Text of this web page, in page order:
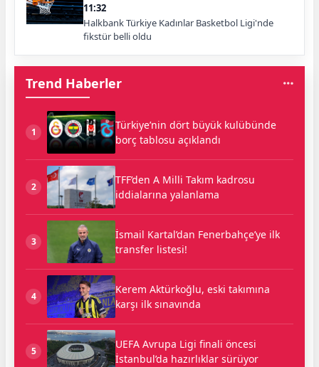
11:32
Halkbank Türkiye Kadınlar Basketbol Ligi'nde
fikstür belli oldu
Trend Haberler
1
Türkiye’nin dört büyük kulübünde
borç tablosu açıklandı
2
TFF’den A Milli Takım kadrosu
iddialarına yalanlama
3
İsmail Kartal’dan Fenerbahçe’ye ilk
transfer listesi!
4
Kerem Aktürkoğlu, eski takımına
karşı ilk sınavında
5
UEFA Avrupa Ligi finali öncesi
İstanbul’da hazırlıklar sürüyor